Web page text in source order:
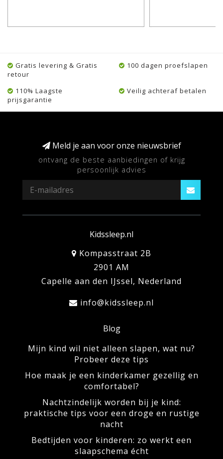
Gratis levering & Gratis
retour
100 dagen proefslapen
110% Laagste
prijsgarantie
Veilig achteraf betalen
Meld je aan voor onze nieuwsbrief
ontvang de beste aanbiedingen of krijg
persoonlijk advies
Kidssleep.nl
Kompasstraat 2B
2901 AM
Capelle aan den IJssel, Nederland
info@kidssleep.nl
Blog
Mijn kind wil niet alleen slapen, wat nu?
Probeer deze tips
Hoe maak je een kinderkamer gezellig en
comfortabel?
Nachtzindelijk worden bij je kind:
praktische tips voor een droge en rustige
nacht
Bedtijden voor kinderen: zo werkt een
slaapschema écht